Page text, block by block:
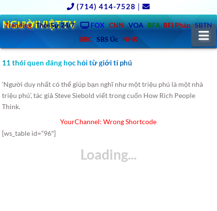
(714) 414-7528 |
Trending ThờiSự 24/7 FOX CNN VOA RFA RFI Pháp SBTN
BBC SBS Úc NHK
NGƯỜIVIỆT.TV
11 thói quen đáng học hỏi từ giới tỉ phú
‘Người duy nhất có thể giúp bạn nghĩ như một triệu phú là một nhà
triệu phú’, tác giả Steve Siebold viết trong cuốn How Rich People
Think.
YourChannel: Wrong Shortcode
[ws_table id=”96″]